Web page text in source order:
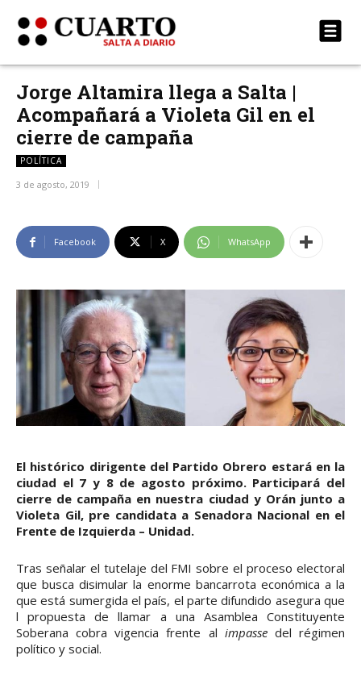
Jorge Altamira llega a Salta |
Acompañará a Violeta Gil en el
cierre de campaña
POLÍTICA
3 de agosto, 2019
Facebook X WhatsApp
El histórico dirigente del Partido Obrero estará en la
ciudad el 7 y 8 de agosto próximo. Participará del
cierre de campaña en nuestra ciudad y Orán junto a
Violeta Gil, pre candidata a Senadora Nacional en el
Frente de Izquierda – Unidad.
Tras señalar el tutelaje del FMI sobre el proceso electoral
que busca disimular la enorme bancarrota económica a la
que está sumergida el país, el parte difundido asegura que
l propuesta de llamar a una Asamblea Constituyente
Soberana cobra vigencia frente al impassedel régimen
político y social.